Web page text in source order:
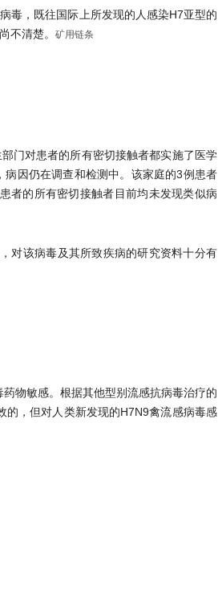
毒，既往国际上所发现的人感染H7亚型的
不清楚。 矿用链条
门对患者的所有密切接触者都实施了医学
因仍在调查和检测中。该家庭的3例患者
者的所有密切接触者目前均未发现类似病
对该病毒及其所致疾病的研究资料十分有
物敏感。根据其他型别流感抗病毒治疗的
的，但对人类新发现的H7N9禽流感病毒感